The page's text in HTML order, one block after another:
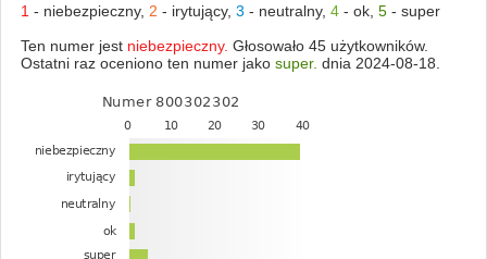
1 - niebezpieczny, 2 - irytujący, 3 - neutralny, 4- ok, 5- super
Ten numer jest niebezpieczny. Głosowało 45 użytkowników.
Ostatni raz oceniono ten numer jako super. dnia 2024-08-18.